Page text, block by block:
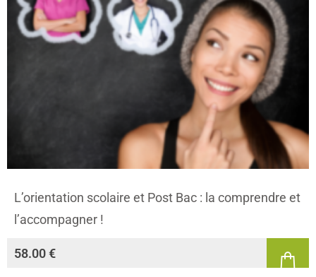
L’orientation scolaire et Post Bac : la comprendre et
l’accompagner !
58.00€